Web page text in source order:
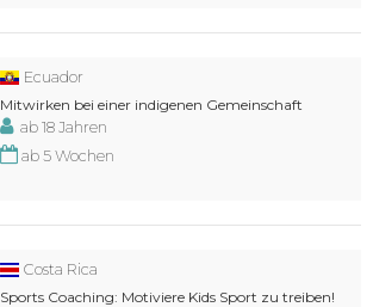
Ecuador
Mitwirken bei einer indigenen Gemeinschaft
ab 18 Jahren
ab 5 Wochen
Costa Rica
Sports Coaching: Motiviere Kids Sport zu treiben!